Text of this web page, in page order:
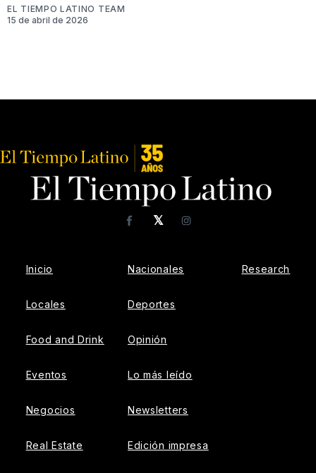
EL TIEMPO LATINO TEAM
15 de abril de 2026
𝕏
FacebookInstagram
Inicio
Locales
Food and Drink
Eventos
Negocios
Real Estate
Nacionales
Deportes
Opinión
Lo más leído
Newsletters
Edición impresa
Research